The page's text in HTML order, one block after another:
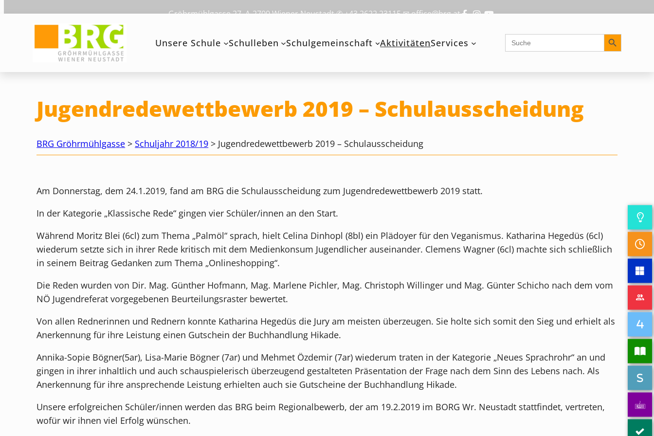
Gröhrmühlgasse 27, A-2700 Wiener Neustadt ✆ +43 2622 23115 ✉ office@brg.at
Unsere Schule Schulleben Schulgemeinschaft AktivitätenServices Search
for:
Search Button
Jugendredewettbewerb 2019 – Schulausscheidung
BRG Gröhrmühlgasse > Schuljahr 2018/19 > Jugendredewettbewerb 2019 – Schulausscheidung
Am Donnerstag, dem 24.1.2019, fand am BRG die Schulausscheidung zum Jugendredewettbewerb 2019 statt.
In der Kategorie „Klassische Rede“ gingen vier Schüler/innen an den Start.
Während Moritz Blei (6cl) zum Thema „Palmöl“ sprach, hielt Celina Dinhopl (8bl) ein Plädoyer für den Veganismus. Katharina Hegedüs (6cl)
wiederum setzte sich in ihrer Rede kritisch mit dem Medienkonsum Jugendlicher auseinander. Clemens Wagner (6cl) machte sich schließlich
in seinem Beitrag Gedanken zum Thema „Onlineshopping“.
Die Reden wurden von Dir. Mag. Günther Hofmann, Mag. Marlene Pichler, Mag. Christoph Willinger und Mag. Günter Schicho nach dem vom
NÖ Jugendreferat vorgegebenen Beurteilungsraster bewertet.
Von allen Rednerinnen und Rednern konnte Katharina Hegedüs die Jury am meisten überzeugen. Sie holte sich somit den Sieg und erhielt als
Anerkennung für ihre Leistung einen Gutschein der Buchhandlung Hikade.
Annika-Sopie Bögner(5ar), Lisa-Marie Bögner (7ar) und Mehmet Özdemir (7ar) wiederum traten in der Kategorie „Neues Sprachrohr“ an und
gingen in ihrer inhaltlich und auch schauspielerisch überzeugend gestalteten Präsentation der Frage nach dem Sinn des Lebens nach. Als
Anerkennung für ihre ansprechende Leistung erhielten auch sie Gutscheine der Buchhandlung Hikade.
Unsere erfolgreichen Schüler/innen werden das BRG beim Regionalbewerb, der am 19.2.2019 im BORG Wr. Neustadt stattfindet, vertreten,
wofür wir ihnen viel Erfolg wünschen.